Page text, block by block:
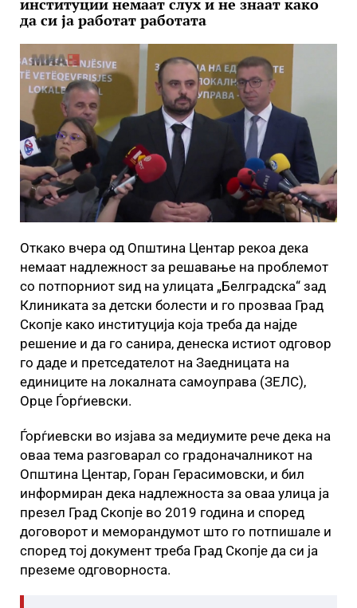
институции немаат слух и не знаат како
да си ја работат работата
Откако вчера од Општина Центар рекоа дека
немаат надлежност за решавање на проблемот
со потпорниот ѕид на улицата „Белградска“ зад
Клиниката за детски болести и го прозваа Град
Скопје како институција која треба да најде
решение и да го санира, денеска истиот одговор
го даде и претседателот на Заедницата на
единиците на локалната самоуправа (ЗЕЛС),
Орце Ѓорѓиевски.
Ѓорѓиевски во изјава за медиумите рече дека на
оваа тема разговарал со градоначалникот на
Општина Центар, Горан Герасимовски, и бил
информиран дека надлежноста за оваа улица ја
презел Град Скопје во 2019 година и според
договорот и меморандумот што го потпишале и
според тој документ треба Град Скопје да си ја
преземе одговорноста.